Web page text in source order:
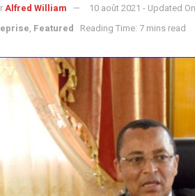
Alfred William
10 août 2021 - Updated
, Featured Reading Time: 7 mins read